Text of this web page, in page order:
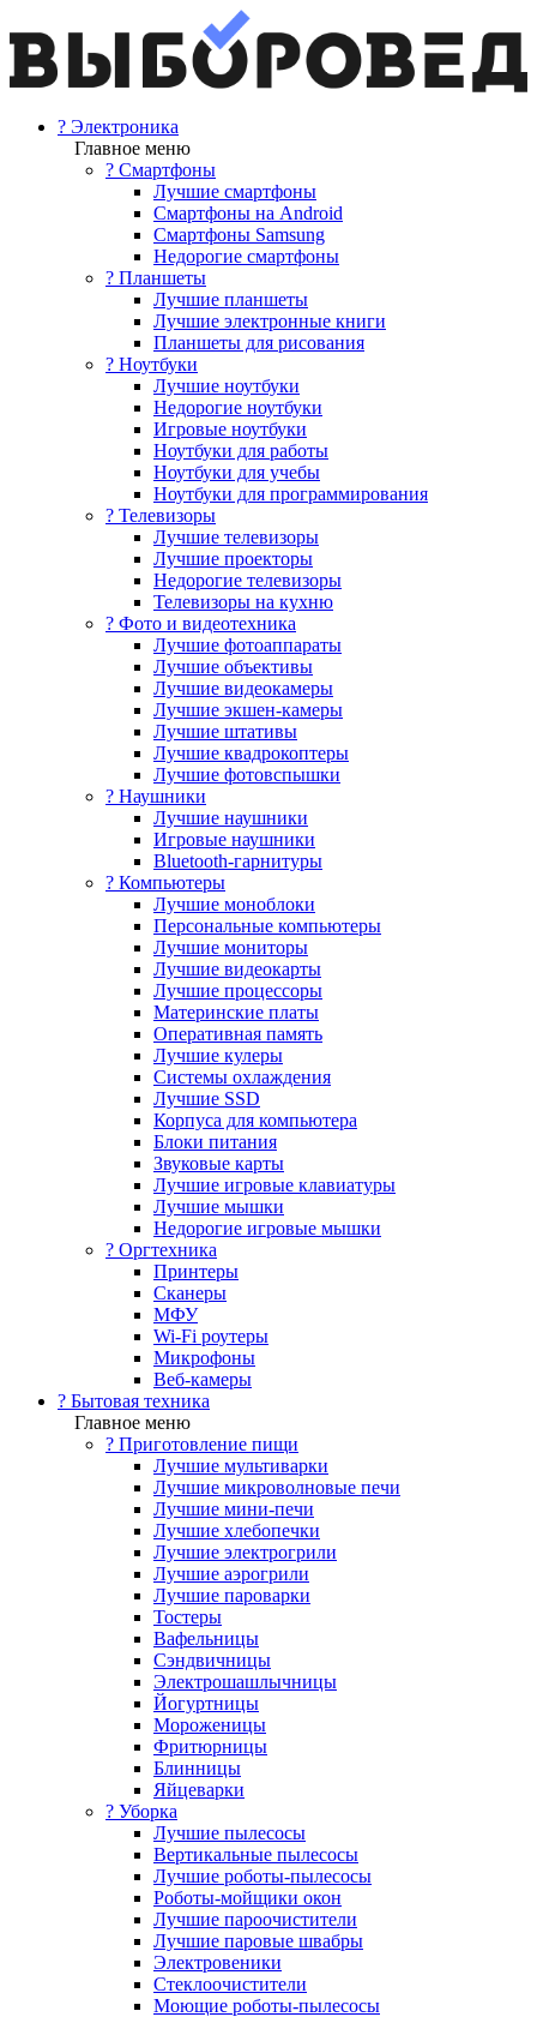
? Электроника
Главное меню
? Смартфоны
Лучшие смартфоны
Смартфоны на Android
Смартфоны Samsung
Недорогие смартфоны
? Планшеты
Лучшие планшеты
Лучшие электронные книги
Планшеты для рисования
? Ноутбуки
Лучшие ноутбуки
Недорогие ноутбуки
Игровые ноутбуки
Ноутбуки для работы
Ноутбуки для учебы
Ноутбуки для программирования
? Телевизоры
Лучшие телевизоры
Лучшие проекторы
Недорогие телевизоры
Телевизоры на кухню
? Фото и видеотехника
Лучшие фотоаппараты
Лучшие объективы
Лучшие видеокамеры
Лучшие экшен-камеры
Лучшие штативы
Лучшие квадрокоптеры
Лучшие фотовспышки
? Наушники
Лучшие наушники
Игровые наушники
Bluetooth-гарнитуры
?️ Компьютеры
Лучшие моноблоки
Персональные компьютеры
Лучшие мониторы
Лучшие видеокарты
Лучшие процессоры
Материнские платы
Оперативная память
Лучшие кулеры
Системы охлаждения
Лучшие SSD
Корпуса для компьютера
Блоки питания
Звуковые карты
Лучшие игровые клавиатуры
Лучшие мышки
Недорогие игровые мышки
?️ Оргтехника
Принтеры
Сканеры
МФУ
Wi-Fi роутеры
Микрофоны
Веб-камеры
? Бытовая техника
Главное меню
? Приготовление пищи
Лучшие мультиварки
Лучшие микроволновые печи
Лучшие мини-печи
Лучшие хлебопечки
Лучшие электрогрили
Лучшие аэрогрили
Лучшие пароварки
Тостеры
Вафельницы
Сэндвичницы
Электрошашлычницы
Йогуртницы
Мороженицы
Фритюрницы
Блинницы
Яйцеварки
? Уборка
Лучшие пылесосы
Вертикальные пылесосы
Лучшие роботы-пылесосы
Роботы-мойщики окон
Лучшие пароочистители
Лучшие паровые швабры
Электровеники
Стеклоочистители
Моющие роботы-пылесосы